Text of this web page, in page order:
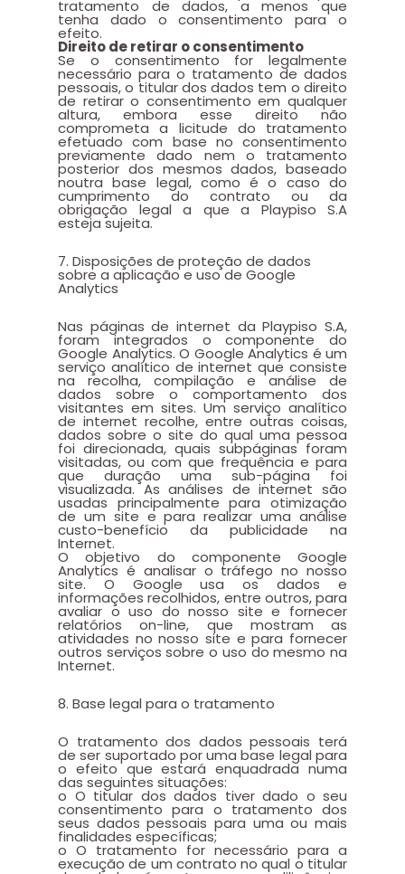
tratamento de dados, a menos que
tenha dado o consentimento para o
efeito.
Direito de retirar o consentimento
Se o consentimento for legalmente
necessário para o tratamento de dados
pessoais, o titular dos dados tem o direito
de retirar o consentimento em qualquer
altura, embora esse direito não
comprometa a licitude do tratamento
efetuado com base no consentimento
previamente dado nem o tratamento
posterior dos mesmos dados, baseado
noutra base legal, como é o caso do
cumprimento do contrato ou da
obrigação legal a que a Playpiso S.A
esteja sujeita.
7. Disposições de proteção de dados
sobre a aplicação e uso de Google
Analytics
Nas páginas de internet da Playpiso S.A,
foram integrados o componente do
Google Analytics. O Google Analytics é um
serviço analítico de internet que consiste
na recolha, compilação e análise de
dados sobre o comportamento dos
visitantes em sites. Um serviço analítico
de internet recolhe, entre outras coisas,
dados sobre o site do qual uma pessoa
foi direcionada, quais subpáginas foram
visitadas, ou com que frequência e para
que duração uma sub-página foi
visualizada. As análises de internet são
usadas principalmente para otimização
de um site e para realizar uma análise
custo-benefício da publicidade na
Internet.
O objetivo do componente Google
Analytics é analisar o tráfego no nosso
site. O Google usa os dados e
informações recolhidos, entre outros, para
avaliar o uso do nosso site e fornecer
relatórios on-line, que mostram as
atividades no nosso site e para fornecer
outros serviços sobre o uso do mesmo na
Internet.
8. Base legal para o tratamento
O tratamento dos dados pessoais terá
de ser suportado por uma base legal para
o efeito que estará enquadrada numa
das seguintes situações:
o O titular dos dados tiver dado o seu
consentimento para o tratamento dos
seus dados pessoais para uma ou mais
finalidades específicas;
o O tratamento for necessário para a
execução de um contrato no qual o titular